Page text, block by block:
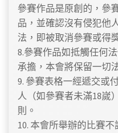
參賽作品是原創的，參
品，並確認沒有侵犯他
法，即被取消參賽或得
8.參賽作品如抵觸任何
承擔，本會將保留一切
9. 參賽表格一經遞交或
人（如參賽者未滿18嵗
則。
10. 本會所舉辦的比賽